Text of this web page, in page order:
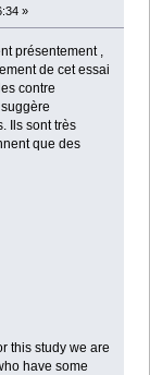
»
présentement ,
de cet essai
contre
Ils sont très
que des
this study we are
have some